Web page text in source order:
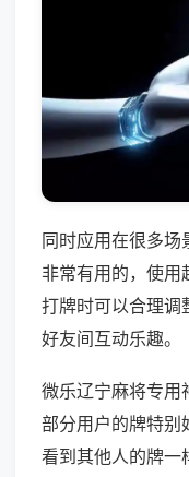
同时应用在很多
非常有用的，使用
打牌时可以合理调
好友间互动乐趣。
微乐辽宁麻将专用
部分用户的牌特别
看到其他人的牌一